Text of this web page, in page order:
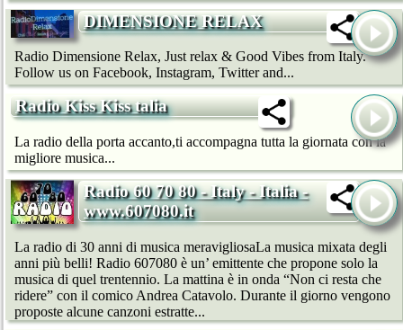
DIMENSIONE RELAX
Radio Dimensione Relax, Just relax & Good Vibes from Italy.
Follow us on Facebook, Instagram, Twitter and...
Radio Kiss Kiss talia
La radio della porta accanto,ti accompagna tutta la giornata con la
migliore musica...
Radio 60 70 80 - Italy - Italia -
www.607080.it
La radio di 30 anni di musica meravigliosaLa musica mixata degli
anni più belli! Radio 607080 è un’ emittente che propone solo la
musica di quel trentennio. La mattina è in onda “Non ci resta che
ridere” con il comico Andrea Catavolo. Durante il giorno vengono
proposte alcune canzoni estratte...